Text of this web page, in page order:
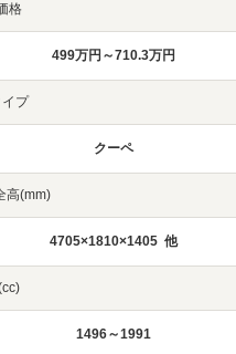
格
499万円～710.3万円
プ
クーペ
高(mm)
4705×1810×1405 他
1496～1991